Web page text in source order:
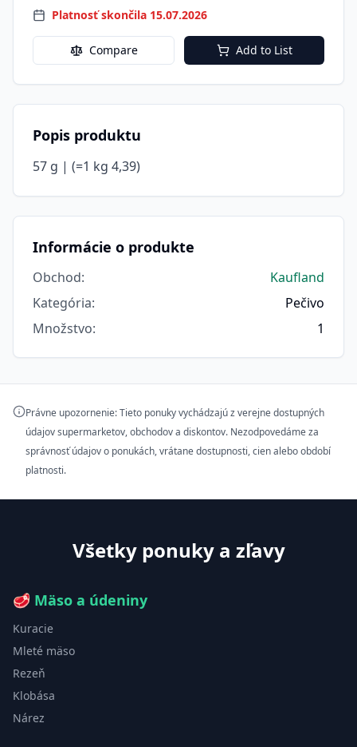
Platnosť skončila 15.07.2026
Compare Add to List
Popis produktu
57 g | (=1 kg 4,39)
Informácie o produkte
Obchod:
Kaufland
Kategória:
Pečivo
Množstvo: 1
Právne upozornenie: Tieto ponuky vychádzajú z verejne dostupných
údajov supermarketov, obchodov a diskontov. Nezodpovedáme za
správnosť údajov o ponukách, vrátane dostupnosti, cien alebo období
platnosti.
Všetky ponuky a zľavy
🥩 Mäso a údeniny
Kuracie
Mleté mäso
Rezeň
Klobása
Nárez